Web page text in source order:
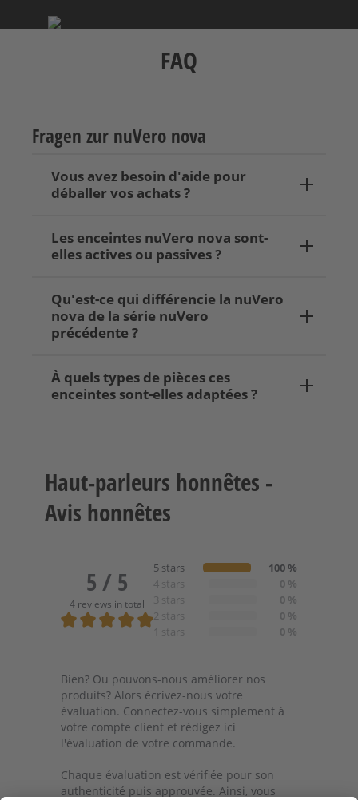
FAQ
Fragen zur nuVero nova
Vous avez besoin d'aide pour
déballer vos achats ?
Les enceintes nuVero nova sont-
elles actives ou passives ?
Qu'est-ce qui différencie la nuVero
nova de la série nuVero
précédente ?
À quels types de pièces ces
enceintes sont-elles adaptées ?
Haut-parleurs honnêtes -
Avis honnêtes
5 / 5
4 reviews in total
Note moyenne de 5 sur 5 étoiles
5 stars
100 %
4 stars
0 %
3 stars
0 %
2 stars
0 %
1 stars
0 %
Bien? Ou pouvons-nous améliorer nos
produits? Alors écrivez-nous votre
évaluation. Connectez-vous simplement à
votre compte client et rédigez ici
l'évaluation de votre commande.
Chaque évaluation est vérifiée pour son
authenticité puis approuvée. Ainsi, vous